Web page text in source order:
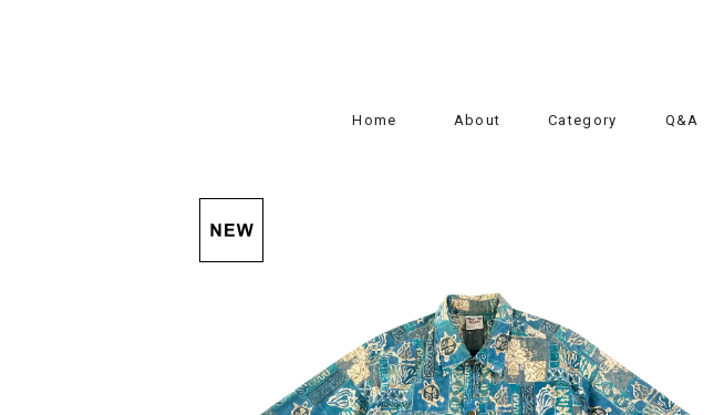
Home About Category Q&A